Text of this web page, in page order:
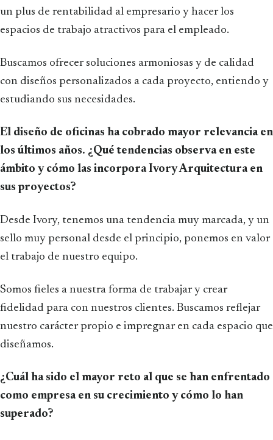
un plus de rentabilidad al empresario y hacer los
espacios de trabajo atractivos para el empleado.
Buscamos ofrecer soluciones armoniosas y de calidad
con diseños personalizados a cada proyecto, entiendo y
estudiando sus necesidades.
El diseño de oficinas ha cobrado mayor relevancia en
los últimos años. ¿Qué tendencias observa en este
ámbito y cómo las incorpora Ivory Arquitectura en
sus proyectos?
Desde Ivory, tenemos una tendencia muy marcada, y un
sello muy personal desde el principio, ponemos en valor
el trabajo de nuestro equipo.
Somos fieles a nuestra forma de trabajar y crear
fidelidad para con nuestros clientes. Buscamos reflejar
nuestro carácter propio e impregnar en cada espacio que
diseñamos.
¿Cuál ha sido el mayor reto al que se han enfrentado
como empresa en su crecimiento y cómo lo han
superado?